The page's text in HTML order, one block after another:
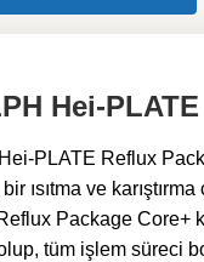
Hei-
PLATE Reflux
bir ısıtma ve
Package Core+
tüm işlem süreci